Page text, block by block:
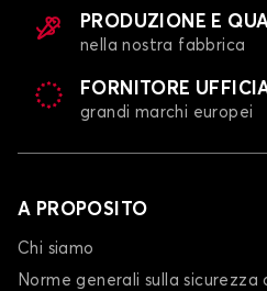
PRODUZIONE E
nella nostra fabbrica
FORNITORE
grandi marchi europei
A PROPOSITO
Chi siamo
Norme generali sulla